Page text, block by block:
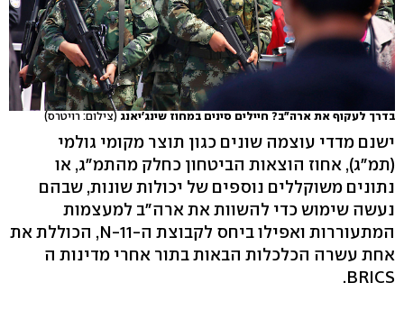
בדרך לעקוף את ארה"ב? חיילים סינים במחוז שינג'יאנג (צילום: רויטרס)
ישנם מדדי עוצמה שונים כגון תוצר מקומי גולמי
(תמ"ג), אחוז הוצאות הביטחון כחלק מהתמ"ג, או
נתונים משוקללים נוספים של יכולות שונות, שבהם
נעשה שימוש כדי להשוות את ארה"ב למעצמות
המתעוררות ואפילו ביחס לקבוצת ה-N-11, הכוללת את
אחת עשרה הכלכלות הבאות בתור אחרי מדינות ה
BRICS.